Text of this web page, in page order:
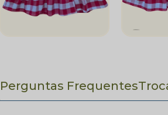
Perguntas Frequentes